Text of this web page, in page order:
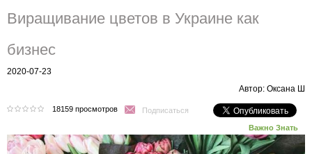
Виращивание цветов в Украине как
бизнес
2020-07-23
Автор: Оксана Ш
18159 просмотров Подписаться
Важно Знать